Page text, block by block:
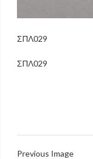
ΣΠΛ029
ΣΠΛ029
Previous Image